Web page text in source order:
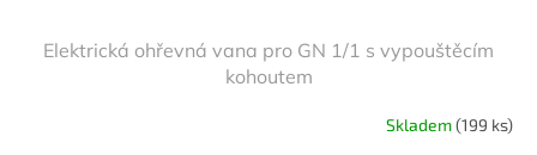
Elektrická ohřevná vana pro GN 1/1 s vypouštěcím
kohoutem
Skladem(199 ks)